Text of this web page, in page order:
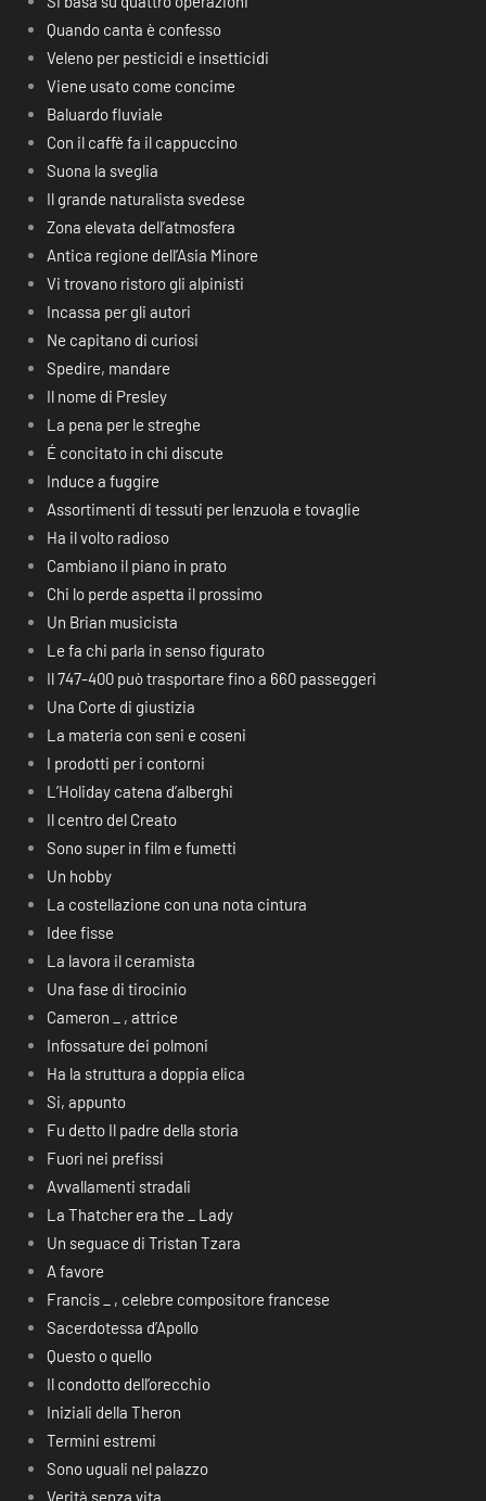
Quando canta è confesso
Veleno per pesticidi e insetticidi
Viene usato come concime
Baluardo fluviale
Con il caffè fa il cappuccino
Suona la sveglia
Il grande naturalista svedese
Zona elevata dell’atmosfera
Antica regione dell’Asia Minore
Vi trovano ristoro gli alpinisti
Incassa per gli autori
Ne capitano di curiosi
Spedire, mandare
Il nome di Presley
La pena per le streghe
É concitato in chi discute
Induce a fuggire
Assortimenti di tessuti per lenzuola e tovaglie
Ha il volto radioso
Cambiano il piano in prato
Chi lo perde aspetta il prossimo
Un Brian musicista
Le fa chi parla in senso figurato
Il 747-400 può trasportare fino a 660 passeggeri
Una Corte di giustizia
La materia con seni e coseni
I prodotti per i contorni
L’Holiday catena d’alberghi
Il centro del Creato
Sono super in film e fumetti
Un hobby
La costellazione con una nota cintura
Idee fisse
La lavora il ceramista
Una fase di tirocinio
Cameron _ , attrice
Infossature dei polmoni
Ha la struttura a doppia elica
Si, appunto
Fu detto Il padre della storia
Fuori nei prefissi
Avvallamenti stradali
La Thatcher era the _ Lady
Un seguace di Tristan Tzara
A favore
Francis _ , celebre compositore francese
Sacerdotessa d’Apollo
Questo o quello
Il condotto dell’orecchio
Iniziali della Theron
Termini estremi
Sono uguali nel palazzo
Verità senza vita